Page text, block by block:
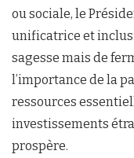
ou sociale, le
unificatrice et
sagesse mais de
l’importance de la
ressources
investissements
prospère.